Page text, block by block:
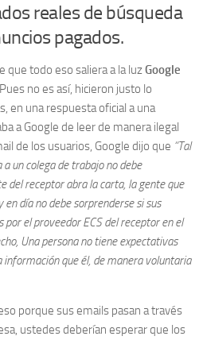
reales de búsqueda
pagados.
que todo eso saliera a la luzGoogle
no es así, hicieron justo lo
en una respuesta oficial a una
a Google de leer de manera ilegal
de los usuarios, Google dijo que “Tal
un colega de trabajo no debe
del receptor abra la carta, la gente que
día no debe sorprenderse si sus
por el proveedor ECS del receptor en el
Una persona no tiene expectativas
que él, de manera voluntaria
porque sus emails pasan a través
ustedes deberían esperar que los